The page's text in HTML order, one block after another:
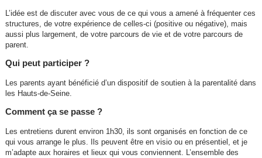
L’idée est de discuter avec vous de ce qui vous a amené à fréquenter ces
structures, de votre expérience de celles-ci (positive ou négative), mais
aussi plus largement, de votre parcours de vie et de votre parcours de
parent.
Qui peut participer ?
Les parents ayant bénéficié d’un dispositif de soutien à la parentalité dans
les Hauts-de-Seine.
Comment ça se passe ?
Les entretiens durent environ 1h30, ils sont organisés en fonction de ce
qui vous arrange le plus. Ils peuvent être en visio ou en présentiel, et je
m’adapte aux horaires et lieux qui vous conviennent. L’ensemble des